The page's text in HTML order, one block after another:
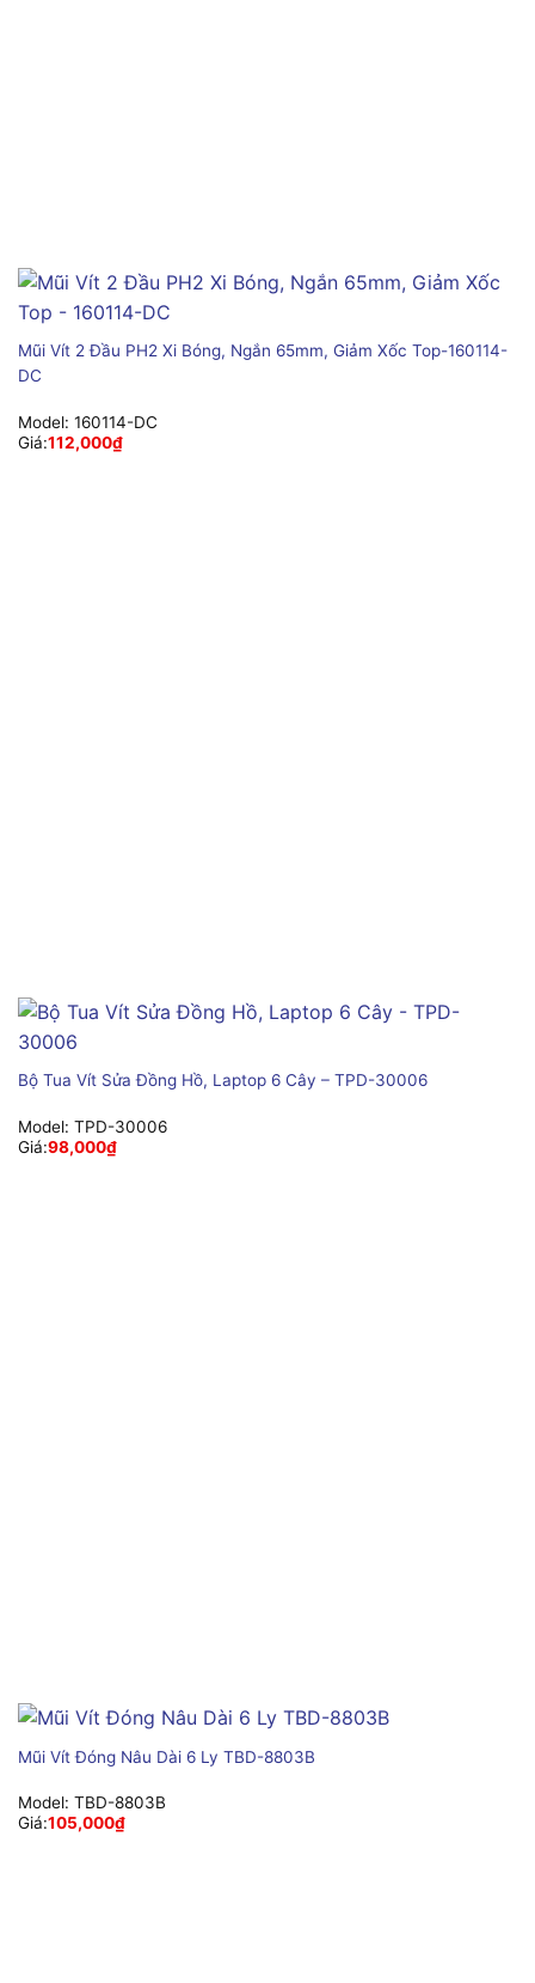
Mũi Vít 2 Đầu PH2 Xi Bóng, Ngắn 65mm, Giảm Xốc Top-160114-
DC
Model: 160114-DC
Giá:112,000₫
Bộ Tua Vít Sửa Đồng Hồ, Laptop 6 Cây – TPD-30006
Model: TPD-30006
Giá:98,000₫
Mũi Vít Đóng Nâu Dài 6 Ly TBD-8803B
Model: TBD-8803B
Giá:105,000₫